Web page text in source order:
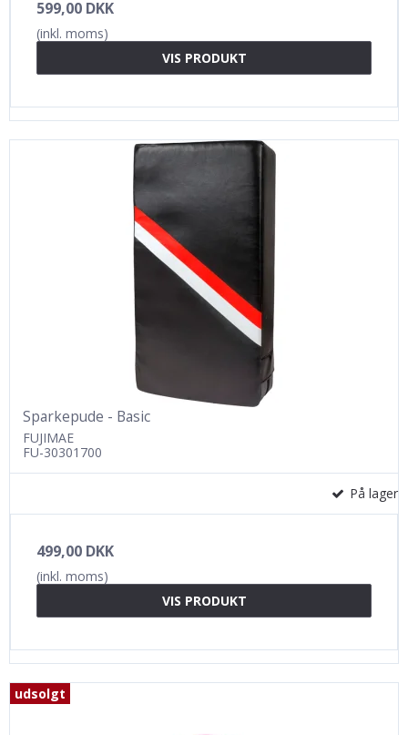
599,00 DKK
(inkl. moms)
VIS PRODUKT
Sparkepude - Basic
FUJIMAE
FU-30301700
På lager
499,00 DKK
(inkl. moms)
VIS PRODUKT
udsolgt